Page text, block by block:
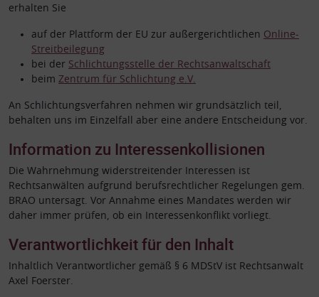
erhalten Sie
auf der Plattform der EU zur außergerichtlichen Online-
Streitbeilegung
bei der Schlichtungsstelle der Rechtsanwaltschaft
beim Zentrum für Schlichtung e.V.
An Schlichtungsverfahren nehmen wir grundsätzlich teil,
behalten uns im Einzelfall aber eine andere Entscheidung vor.
Information zu Interessenkollisionen
Die Wahrnehmung widerstreitender Interessen ist
Rechtsanwälten aufgrund berufsrechtlicher Regelungen gem.
BRAO untersagt. Vor Annahme eines Mandates werden wir
daher immer prüfen, ob ein Interessenkonflikt vorliegt.
Verantwortlichkeit für den Inhalt
Inhaltlich Verantwortlicher gemäß § 6 MDStV ist Rechtsanwalt
Axel Foerster.